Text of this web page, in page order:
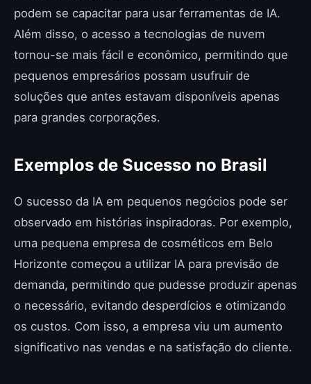
podem se capacitar para usar ferramentas de IA.
Além disso, o acesso a tecnologias de nuvem
tornou-se mais fácil e econômico, permitindo que
pequenos empresários possam usufruir de
soluções que antes estavam disponíveis apenas
para grandes corporações.
Exemplos de Sucesso no Brasil
O sucesso da IA em pequenos negócios pode ser
observado em histórias inspiradoras. Por exemplo,
uma pequena empresa de cosméticos em Belo
Horizonte começou a utilizar IA para previsão de
demanda, permitindo que pudesse produzir apenas
o necessário, evitando desperdícios e otimizando
os custos. Com isso, a empresa viu um aumento
significativo nas vendas e na satisfação do cliente.